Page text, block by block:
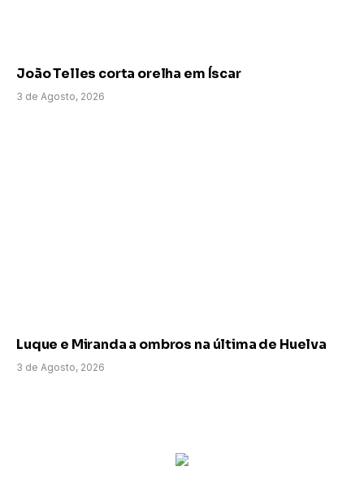
João Telles corta orelha em Íscar
3 de Agosto, 2026
Luque e Miranda a ombros na última de Huelva
3 de Agosto, 2026